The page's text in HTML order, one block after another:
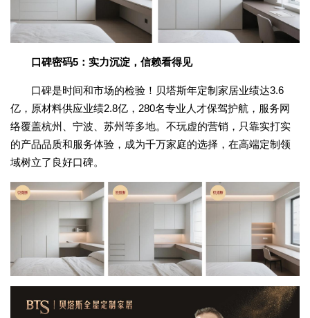
口碑密码5：实力沉淀，信赖看得见
口碑是时间和市场的检验！贝塔斯年定制家居业绩达3.6
亿，原材料供应业绩2.8亿，280名专业人才保驾护航，服务网
络覆盖杭州、宁波、苏州等多地。不玩虚的营销，只靠实打实
的产品品质和服务体验，成为千万家庭的选择，在高端定制领
域树立了良好口碑。